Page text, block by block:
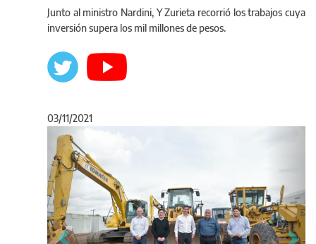
Junto al ministro Nardini, Y Zurieta recorrió los trabajos cuya
inversión supera los mil millones de pesos.
03/11/2021
Anterior